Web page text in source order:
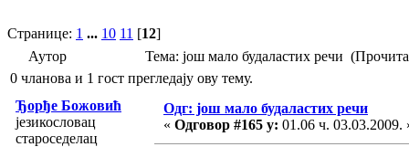
Странице: 1 ... 10 11 [12]
Аутор
Тема: још мало будаластих речи
0 чланова и 1 гост прегледају ову тему.
Ђорђе Божовић
језикословац
староседелац
Одг: још мало будаластих речи
« Одговор #165 у: 01.06 ч. 03.03.2009.